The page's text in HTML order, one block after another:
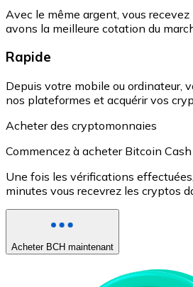
Avec le même argent, vous recevez
avons la meilleure cotation du
Rapide
Depuis votre mobile ou ordinateur,
nos plateformes et acquérir vos
Acheter des cryptomonnaies
Commencez à acheter Bitcoin Cash
Une fois les vérifications
minutes vous recevrez les cryptos
Acheter BCH maintenant